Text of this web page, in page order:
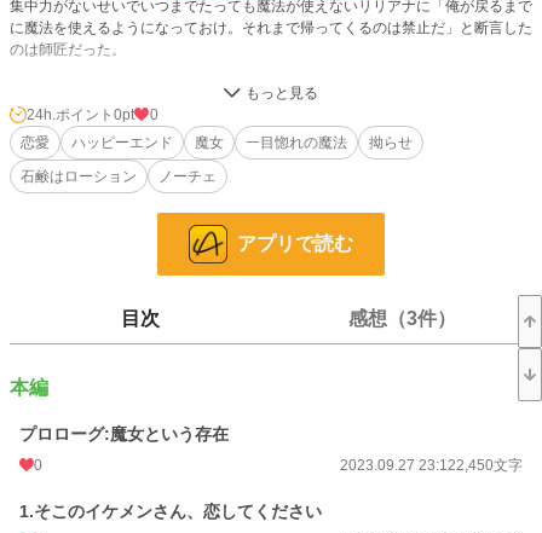
集中力がないせいでいつまでたっても魔法が使えないリリアナに「俺が戻るまで
に魔法を使えるようになっておけ。それまで帰ってくるのは禁止だ」と断言した
のは師匠だった。
突然帰る家を失い一人頭を抱えていると、めちゃくちゃドストライクな青年が目
に飛び込んでくる。
何でもいい。とにかく何でもいいから魔法を使えるようにならなくちゃ、と焦っ
たリリアナは、何を思ったのかその青年に自分へ惚れるように魔法をかけて⋯？
魔法をかけられた王太子×魔法をかけたポンコツ魔女の、初恋を探したり拗らせ
たりするなんちゃってラブコメディです。
※他サイト様でも投稿しております。
小説
恋愛 66,374 位 / 66,374 件
お気に入り
24h.ポイント 0 pt
24h.ポイント 0pt
0
恋愛
ハッピーエンド 魔女 一目惚れの魔法
拗らせ
石鹸はローション
ノーチェ
アプリで読む
目次 感想（3件）
本編
プロローグ:魔女という存在
0 2023.09.27 23:122,450文字
1.そこのイケメンさん、恋してください